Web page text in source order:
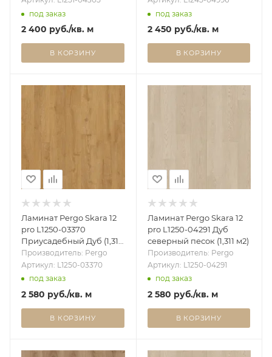
под заказ
2 400 руб./кв. м
В КОРЗИНУ
под заказ
2 450 руб./кв. м
В КОРЗИНУ
Ламинат Pergo Skara 12
pro L1250-03370
Приусадебный Дуб (1,311
м2)
Производитель: Pergo
Артикул: L1250-03370
под заказ
2 580 руб./кв. м
В КОРЗИНУ
Ламинат Pergo Skara 12
pro L1250-04291 Дуб
северный песок (1,311 м2)
Производитель: Pergo
Артикул: L1250-04291
под заказ
2 580 руб./кв. м
В КОРЗИНУ